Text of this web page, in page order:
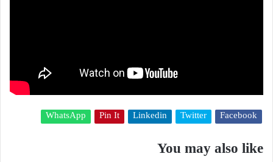
Facebook
Twitter
Linkedin
Pin It
WhatsApp
You may also like